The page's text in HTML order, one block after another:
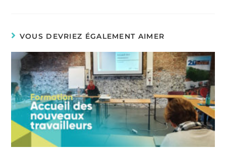
VOUS DEVRIEZ ÉGALEMENT AIMER